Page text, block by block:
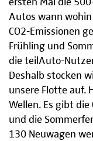
ersten Mal die
Autos wann
CO2-Emissionen
Frühling und
die teilAuto-
Deshalb stocken
unsere Flotte auf.
Wellen. Es gibt
und die
130 Neuwagen